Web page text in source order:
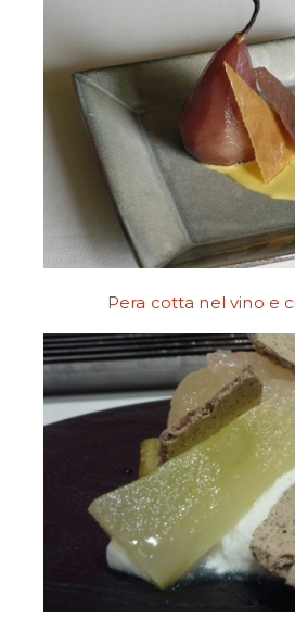
Pera cotta nel vino e